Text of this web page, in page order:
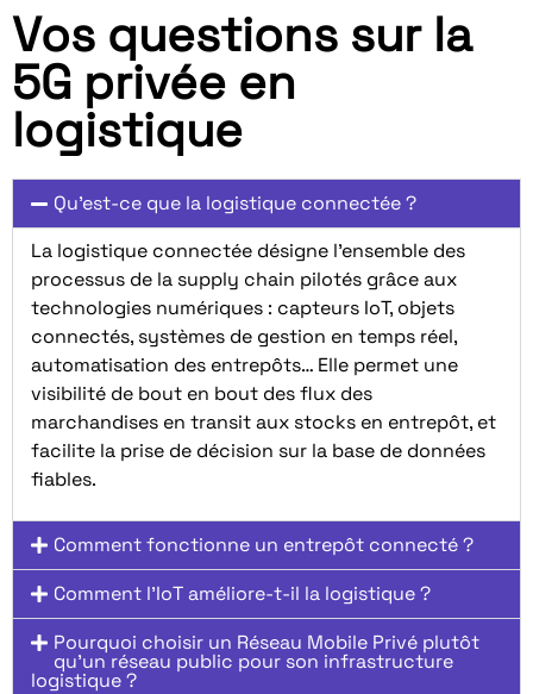
Vos questions sur la
5G privée en
logistique
Qu’est-ce que la logistique connectée ?
La logistique connectée désigne l’ensemble des
processus de la supply chain pilotés grâce aux
technologies numériques : capteurs IoT, objets
connectés, systèmes de gestion en temps réel,
automatisation des entrepôts… Elle permet une
visibilité de bout en bout des flux des
marchandises en transit aux stocks en entrepôt, et
facilite la prise de décision sur la base de données
fiables.
Comment fonctionne un entrepôt connecté ?
Comment l’IoT améliore-t-il la logistique ?
Pourquoi choisir un Réseau Mobile Privé plutôt
qu’un réseau public pour son infrastructure
logistique ?